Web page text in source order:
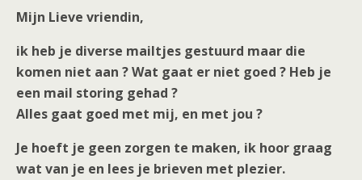
Mijn Lieve vriendin,
ik heb je diverse mailtjes gestuurd maar die
komen niet aan ? Wat gaat er niet goed ? Heb je
een mail storing gehad ?
Alles gaat goed met mij, en met jou ?
Je hoeft je geen zorgen te maken, ik hoor graag
wat van je en lees je brieven met plezier.